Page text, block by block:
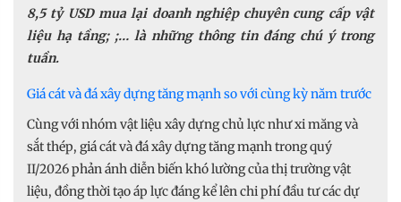
8,5 tỷ USD mua lại doanh nghiệp chuyên cung cấp vật
liệu hạ tầng; ;… là những thông tin đáng chú ý trong
tuần.
Giá cát và đá xây dựng tăng mạnh so với cùng kỳ năm trước
Cùng với nhóm vật liệu xây dựng chủ lực như xi măng và
sắt thép, giá cát và đá xây dựng tăng mạnh trong quý
II/2026 phản ánh diễn biến khó lường của thị trường vật
liệu, đồng thời tạo áp lực đáng kể lên chi phí đầu tư các dự